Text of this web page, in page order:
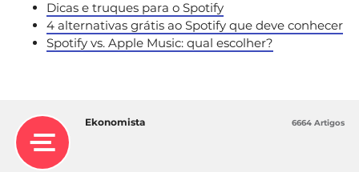
Dicas e truques para o Spotify
4 alternativas grátis ao Spotify que deve conhecer
Spotify vs. Apple Music: qual escolher?
Ekonomista 6664 Artigos